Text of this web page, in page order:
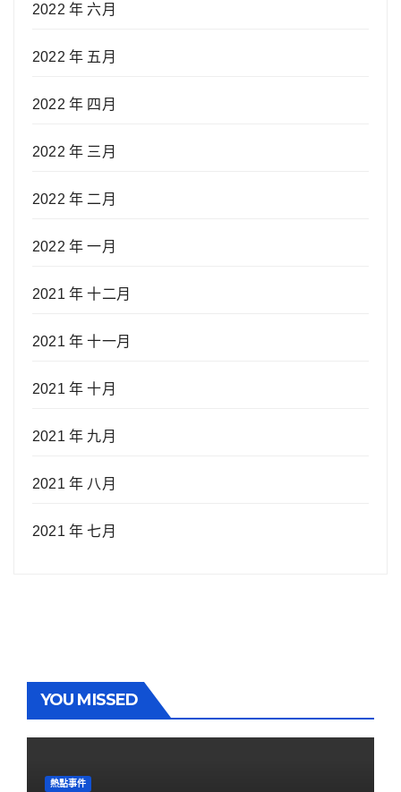
2022 年 六月
2022 年 五月
2022 年 四月
2022 年 三月
2022 年 二月
2022 年 一月
2021 年 十二月
2021 年 十一月
2021 年 十月
2021 年 九月
2021 年 八月
2021 年 七月
YOU MISSED
熱點事件